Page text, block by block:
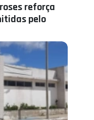
reforça
pelo